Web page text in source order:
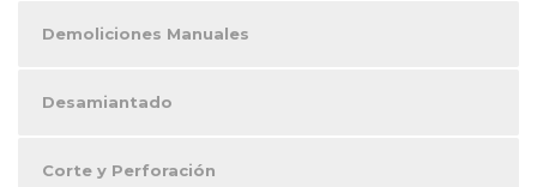
Demoliciones Manuales
Desamiantado
Corte y Perforación